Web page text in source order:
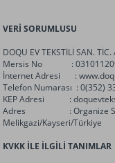
VERİ SORUMLUSU
DOQU EV TEKSTİLİ SAN. TİC.
Mersis No :
İnternet Adresi :
Telefon Numarası : 0(352)
KEP Adresi :
Adres : Organize
Melikgazi/Kayseri/Türkiye
KVKK İLE İLGİLİ TANIMLAR